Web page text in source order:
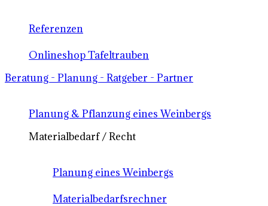
Referenzen
Onlineshop Tafeltrauben
Beratung - Planung - Ratgeber - Partner
Planung & Pflanzung eines Weinbergs
Materialbedarf / Recht
Planung eines Weinbergs
Materialbedarfsrechner